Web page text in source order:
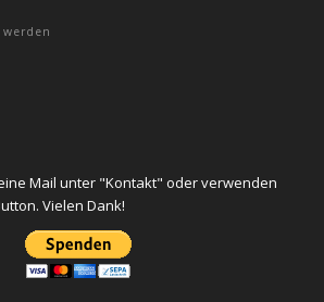
Mail unter "Kontakt" oder verwenden
Vielen Dank!